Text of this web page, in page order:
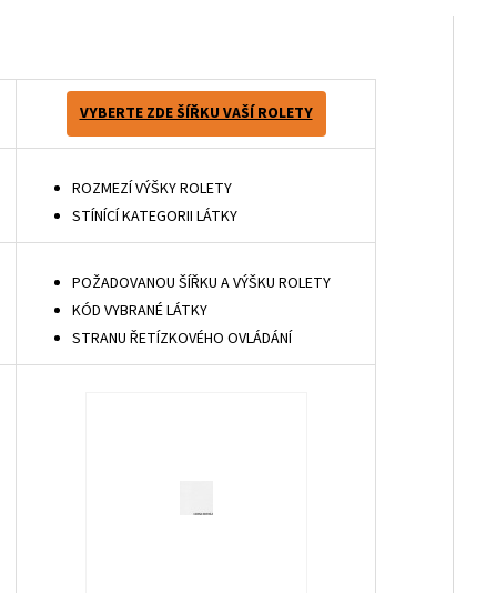
VYBERTE ZDE ŠÍŘKU VAŠÍ ROLETY
ROZMEZÍ VÝŠKY ROLETY
STÍNÍCÍ KATEGORII LÁTKY
POŽADOVANOU ŠÍŘKU A VÝŠKU ROLETY
KÓD VYBRANÉ LÁTKY
STRANU ŘETÍZKOVÉHO OVLÁDÁNÍ